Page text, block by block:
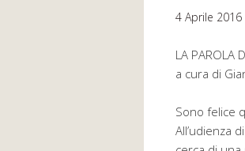
4 Aprile 2016
LA PAROLA
a cura di
Sono felice
All’udienza